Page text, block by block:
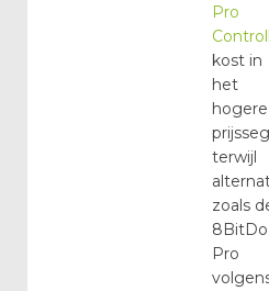
Pro
kost in
het
hogere
terwijl
zoals
8BitDo
Pro